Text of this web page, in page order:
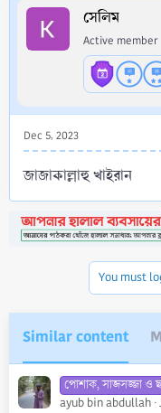
সেলিম
Active member
Dec 5, 2023
জাজাকাল্লাহু খাইরান
You must
Similar content
পোশাক, সাজসজ্জা ও
ayub bin abdullah